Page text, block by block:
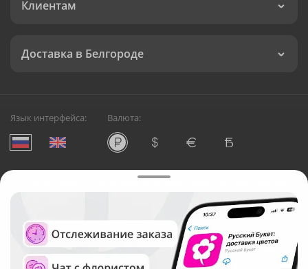
Клиентам
Доставка в Белгороде
Язык интерфейса: Валюта:
Служба круглосуточной доставки цветов в Белгороде
Русский Букет, 2026
Общество с ограниченной ответственностью «Технология»
ОГРН: 1195476081745, ИНН: 5410081997
Юридический адрес: г. Новосибирск, ул. Ипподромская,
д.42, оф. 3